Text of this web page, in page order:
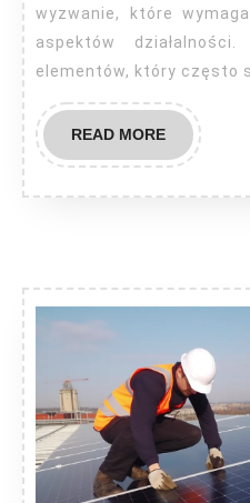
wyzwanie, które
aspektów
elementów, który często
READ MOREREAD
MORE